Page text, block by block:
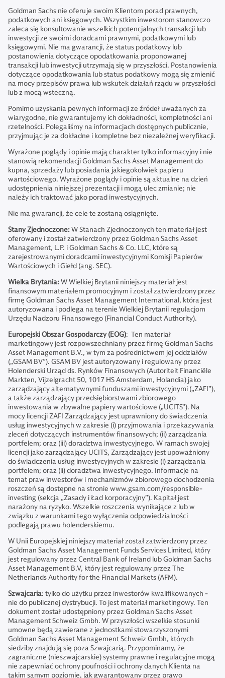
Goldman Sachs nie oferuje swoim Klientom porad prawnych,
podatkowych ani księgowych. Wszystkim inwestorom stanowczo
zaleca się konsultowanie wszelkich potencjalnych transakcji lub
inwestycji ze swoimi doradcami prawnymi, podatkowymi lub
księgowymi. Nie ma gwarancji, że status podatkowy lub
postanowienia dotyczące opodatkowania proponowanej
transakcji lub inwestycji utrzymają się w przyszłości. Postanowienia
dotyczące opodatkowania lub status podatkowy mogą się zmienić
na mocy przepisów prawa lub wskutek działań rządu w przyszłości
lub z mocą wsteczną.
Pomimo uzyskania pewnych informacji ze źródeł uważanych za
wiarygodne, nie gwarantujemy ich dokładności, kompletności ani
rzetelności. Polegaliśmy na informacjach dostępnych publicznie,
przyjmując je za dokładne i kompletne bez niezależnej weryfikacji.
Wyrażone poglądy i opinie mają charakter tylko informacyjny i nie
stanowią rekomendacji Goldman Sachs Asset Management do
kupna, sprzedaży lub posiadania jakiegokolwiek papieru
wartościowego. Wyrażone poglądy i opinie są aktualne na dzień
udostępnienia niniejszej prezentacji i mogą ulec zmianie; nie
należy ich traktować jako porad inwestycyjnych.
Nie ma gwarancji, że cele te zostaną osiągnięte.
Stany Zjednoczone:W Stanach Zjednoczonych ten materiał jest
oferowany i został zatwierdzony przez Goldman Sachs Asset
Management, L.P. i Goldman Sachs & Co. LLC, które są
zarejestrowanymi doradcami inwestycyjnymi Komisji Papierów
Wartościowych i Giełd (ang. SEC).
Wielka Brytania:W Wielkiej Brytanii niniejszy materiał jest
finansowym materiałem promocyjnym i został zatwierdzony przez
firmę Goldman Sachs Asset Management International, która jest
autoryzowana i podlega na terenie Wielkiej Brytanii regulacjom
Urzędu Nadzoru Finansowego (Financial Conduct Authority).
Europejski Obszar Gospodarczy (EOG): Ten materiał
marketingowy jest rozpowszechniany przez firmę Goldman Sachs
Asset Management B.V., w tym za pośrednictwem jej oddziałów
(„GSAM BV”). GSAM BV jest autoryzowany i regulowany przez
Holenderski Urząd ds. Rynków Finansowych (Autoriteit Financiële
Markten, Vijzelgracht 50, 1017 HS Amsterdam, Holandia) jako
zarządzający alternatywnymi funduszami inwestycyjnymi („ZAFI”),
a także zarządzający przedsiębiorstwami zbiorowego
inwestowania w zbywalne papiery wartościowe („UCITS”). Na
mocy licencji ZAFI Zarządzający jest uprawniony do świadczenia
usług inwestycyjnych w zakresie (i) przyjmowania i przekazywania
zleceń dotyczących instrumentów finansowych; (ii) zarządzania
portfelem; oraz (iii) doradztwa inwestycyjnego. W ramach swojej
licencji jako zarządzający UCITS, Zarządzający jest upoważniony
do świadczenia usług inwestycyjnych w zakresie (i) zarządzania
portfelem; oraz (ii) doradztwa inwestycyjnego. Informacje na
temat praw inwestorów i mechanizmów zbiorowego dochodzenia
roszczeń są dostępne na stronie www.gsam.com/responsible-
investing (sekcja „Zasady i Ład korporacyjny”). Kapitał jest
narażony na ryzyko. Wszelkie roszczenia wynikające z lub w
związku z warunkami tego wyłączenia odpowiedzialności
podlegają prawu holenderskiemu.
W Unii Europejskiej niniejszy materiał został zatwierdzony przez
Goldman Sachs Asset Management Funds Services Limited, który
jest regulowany przez Central Bank of Ireland lub Goldman Sachs
Asset Management B.V, który jest regulowany przez The
Netherlands Authority for the Financial Markets (AFM).
Szwajcaria: tylko do użytku przez inwestorów kwalifikowanych -
nie do publicznej dystrybucji. To jest materiał marketingowy. Ten
dokument został udostępniony przez Goldman Sachs Asset
Management Schweiz Gmbh. W przyszłości wszelkie stosunki
umowne będą zawierane z jednostkami stowarzyszonymi
Goldman Sachs Asset Management Schweiz Gmbh, których
siedziby znajdują się poza Szwajcarią. Przypominamy, że
zagraniczne (nieszwajcarskie) systemy prawne i regulacyjne mogą
nie zapewniać ochrony poufności i ochrony danych Klienta na
takim samym poziomie, jak gwarantowany przez prawo